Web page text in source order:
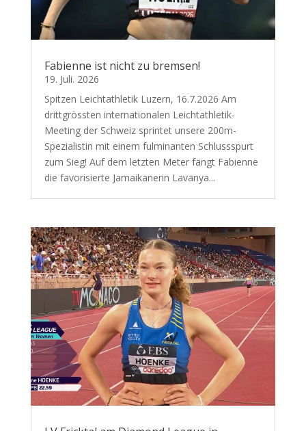
Fabienne ist nicht zu bremsen!
19. Juli. 2026
Spitzen Leichtathletik Luzern, 16.7.2026 Am
drittgrössten internationalen Leichtathletik-
Meeting der Schweiz sprintet unsere 200m-
Spezialistin mit einem fulminanten Schlussspurt
zum Sieg! Auf dem letzten Meter fängt Fabienne
die favorisierte Jamaikanerin Lavanya...